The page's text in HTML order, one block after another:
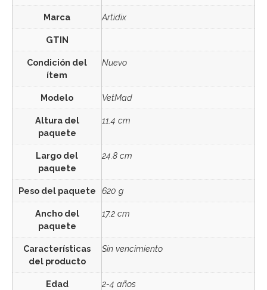
Marca Artidix
GTIN
Condición del
ítem
Nuevo
Modelo VetMad
Altura del
paquete
11.4 cm
Largo del
paquete
24.8 cm
Peso del paquete 620 g
Ancho del
paquete
17.2 cm
Características
del producto
Sin vencimiento
Edad
2-4 años